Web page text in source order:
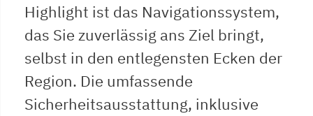
Highlight ist das Navigationssystem,
das Sie zuverlässig ans Ziel bringt,
selbst in den entlegensten Ecken der
Region. Die umfassende
Sicherheitsausstattung, inklusive